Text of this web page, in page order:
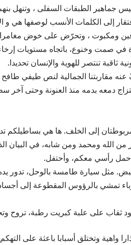
جماهير الطبقات السفلى ، وتنهل
إلى الكلمات الأنسب لوصفها هي و
ومكبوت ، وتحرّض على خوض
في صمت وخنوع، باتجاه مستويات
ثاقبة تنتصر للهوية والإنسان تحديدا.
مقاربتنا الجمالية لنص طيفي طافح
دمعه بدمه منذ العنونة
إلى الخلف. ها هي بساطيلكم
الله ومحمد ومن شابه، في البيان
رأسي معكم، وأحتفل.
مثل سيارة طامسة بالوحل، تدور
تمشي بالرؤوس المقطوعة إلى
ثقاب على علبة كبريت رطبة، تروح
واهية وتختلق أسبابا باعثة على